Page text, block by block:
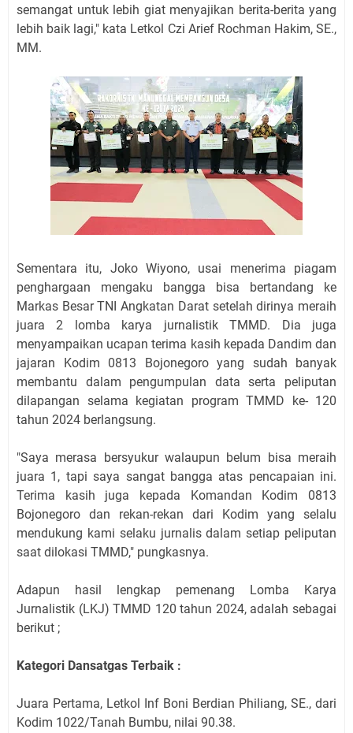
semangat untuk lebih giat menyajikan berita-berita yang
lebih baik lagi," kata Letkol Czi Arief Rochman Hakim, SE.,
MM.
Sementara itu, Joko Wiyono, usai menerima piagam
penghargaan mengaku bangga bisa bertandang ke
Markas Besar TNI Angkatan Darat setelah dirinya meraih
juara 2 lomba karya jurnalistik TMMD. Dia juga
menyampaikan ucapan terima kasih kepada Dandim dan
jajaran Kodim 0813 Bojonegoro yang sudah banyak
membantu dalam pengumpulan data serta peliputan
dilapangan selama kegiatan program TMMD ke- 120
tahun 2024 berlangsung.
"Saya merasa bersyukur walaupun belum bisa meraih
juara 1, tapi saya sangat bangga atas pencapaian ini.
Terima kasih juga kepada Komandan Kodim 0813
Bojonegoro dan rekan-rekan dari Kodim yang selalu
mendukung kami selaku jurnalis dalam setiap peliputan
saat dilokasi TMMD," pungkasnya.
Adapun hasil lengkap pemenang Lomba Karya
Jurnalistik (LKJ) TMMD 120 tahun 2024, adalah sebagai
berikut ;
Kategori Dansatgas Terbaik :
Juara Pertama, Letkol Inf Boni Berdian Philiang, SE., dari
Kodim 1022/Tanah Bumbu, nilai 90.38.